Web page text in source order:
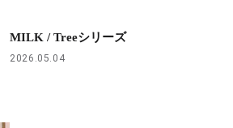
MILK / Treeシリーズ
2026.05.04